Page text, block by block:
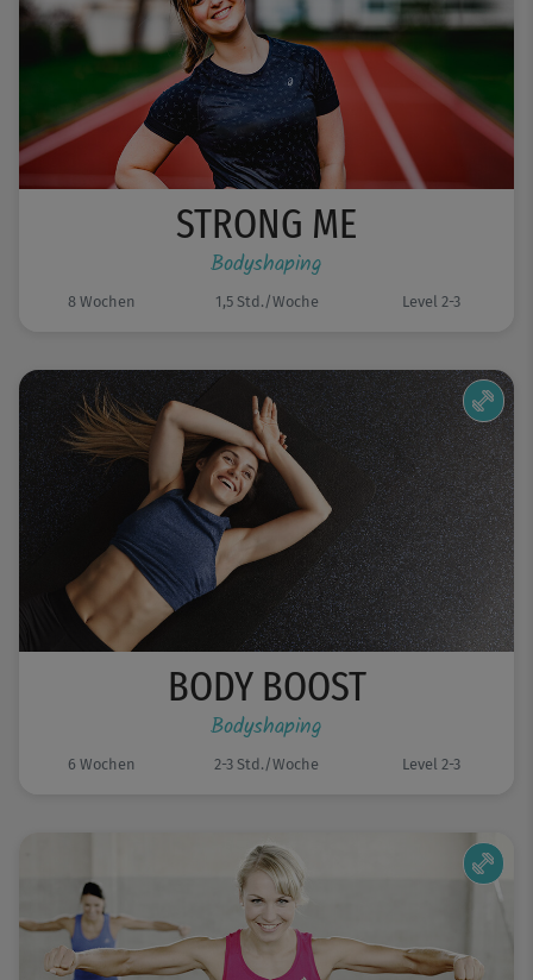
STRONG ME
Bodyshaping
8 Wochen 1,5 Std./Woche Level 2-3
BODY BOOST
Bodyshaping
6 Wochen 2-3 Std./Woche Level 2-3